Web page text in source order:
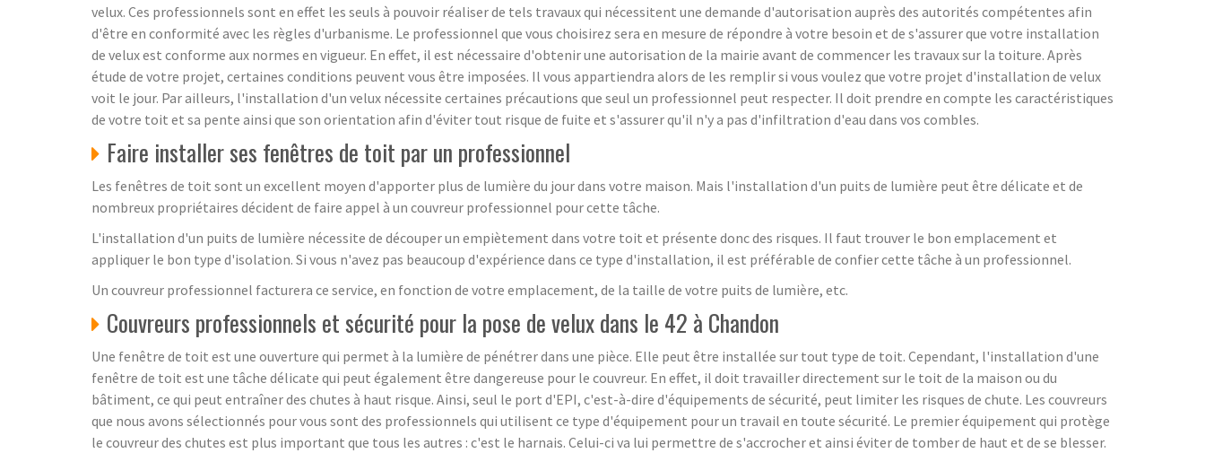
velux. Ces professionnels sont en effet les seuls à pouvoir réaliser de tels travaux qui nécessitent une demande d'autorisation auprès des autorités compétentes afin
d'être en conformité avec les règles d'urbanisme. Le professionnel que vous choisirez sera en mesure de répondre à votre besoin et de s'assurer que votre installation
de velux est conforme aux normes en vigueur. En effet, il est nécessaire d'obtenir une autorisation de la mairie avant de commencer les travaux sur la toiture. Après
étude de votre projet, certaines conditions peuvent vous être imposées. Il vous appartiendra alors de les remplir si vous voulez que votre projet d'installation de velux
voit le jour. Par ailleurs, l'installation d'un velux nécessite certaines précautions que seul un professionnel peut respecter. Il doit prendre en compte les caractéristiques
de votre toit et sa pente ainsi que son orientation afin d'éviter tout risque de fuite et s'assurer qu'il n'y a pas d'infiltration d'eau dans vos combles.
Faire installer ses fenêtres de toit par un professionnel
Les fenêtres de toit sont un excellent moyen d'apporter plus de lumière du jour dans votre maison. Mais l'installation d'un puits de lumière peut être délicate et de
nombreux propriétaires décident de faire appel à un couvreur professionnel pour cette tâche.
L'installation d'un puits de lumière nécessite de découper un empiètement dans votre toit et présente donc des risques. Il faut trouver le bon emplacement et
appliquer le bon type d'isolation. Si vous n'avez pas beaucoup d'expérience dans ce type d'installation, il est préférable de confier cette tâche à un professionnel.
Un couvreur professionnel facturera ce service, en fonction de votre emplacement, de la taille de votre puits de lumière, etc.
Couvreurs professionnels et sécurité pour la pose de velux dans le 42 à Chandon
Une fenêtre de toit est une ouverture qui permet à la lumière de pénétrer dans une pièce. Elle peut être installée sur tout type de toit. Cependant, l'installation d'une
fenêtre de toit est une tâche délicate qui peut également être dangereuse pour le couvreur. En effet, il doit travailler directement sur le toit de la maison ou du
bâtiment, ce qui peut entraîner des chutes à haut risque. Ainsi, seul le port d'EPI, c'est-à-dire d'équipements de sécurité, peut limiter les risques de chute. Les couvreurs
que nous avons sélectionnés pour vous sont des professionnels qui utilisent ce type d'équipement pour un travail en toute sécurité. Le premier équipement qui protège
le couvreur des chutes est plus important que tous les autres : c'est le harnais. Celui-ci va lui permettre de s'accrocher et ainsi éviter de tomber de haut et de se blesser.